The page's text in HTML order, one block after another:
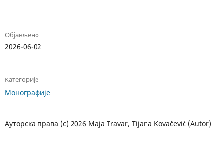
Објављено
2026-06-02
Категорије
Монографије
Ауторска права (c) 2026 Маја Travar, Tijana Kovačević (Autor)